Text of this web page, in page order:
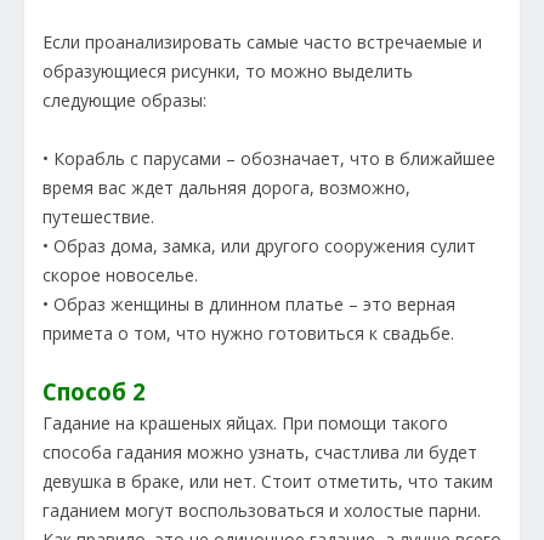
Если проанализировать самые часто встречаемые и
образующиеся рисунки, то можно выделить
следующие образы:
• Корабль с парусами – обозначает, что в ближайшее
время вас ждет дальняя дорога, возможно,
путешествие.
• Образ дома, замка, или другого сооружения сулит
скорое новоселье.
• Образ женщины в длинном платье – это верная
примета о том, что нужно готовиться к свадьбе.
Способ 2
Гадание на крашеных яйцах. При помощи такого
способа гадания можно узнать, счастлива ли будет
девушка в браке, или нет. Стоит отметить, что таким
гаданием могут воспользоваться и холостые парни.